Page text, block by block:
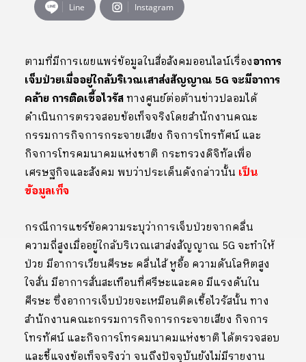
Line Instagram
ตามที่มีการเผยแพร่ข้อมูลในสื่อสังคมออนไลน์เรื่องอาการ
เจ็บป่วยเมื่ออยู่ใกล้บริเวณเสาส่งสัญญาณ 5G จะมีอาการ
คล้าย การติดเชื้อไวรัสทางศูนย์ต่อต้านข่าวปลอมได้
ดำเนินการตรวจสอบข้อเท็จจริงโดยสำนักงานคณะ
กรรมการกิจการกระจายเสียง กิจการโทรทัศน์ และ
กิจการโทรคมนาคมแห่งชาติ กระทรวงดิจิทัลเพื่อ
เศรษฐกิจและสังคม พบว่าประเด็นดังกล่าวนั้น เป็น
ข้อมูลเท็จ
กรณีการแชร์ข้อความระบุว่าการเจ็บป่วยจากคลื่น
ความถี่สูงเมื่ออยู่ใกล้บริเวณเสาส่งสัญญาณ 5G จะทำให้
ป่วย มีอาการเวียนศีรษะ คลื่นไส้ หูอื้อ ความดันโลหิตสูง
ใจสั่น มีอาการสั่นสะเทือนที่ศรีษะและคอ มีแรงดันใน
ศีรษะ ซึ่งอาการเจ็บป่วยจะเหมือนติดเชื้อไวรัสนั้น ทาง
สำนักงานคณะกรรมการกิจการกระจายเสียง กิจการ
โทรทัศน์ และกิจการโทรคมนาคมแห่งชาติ ได้ตรวจสอบ
และชี้แจงข้อเท็จจริงว่า จนถึงปัจจุบันยังไม่มีรายงาน